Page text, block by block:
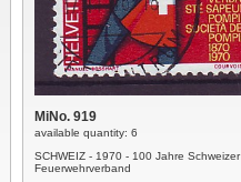
MiNo. 919
available quantity: 6
SCHWEIZ - 1970 - 100 Jahre Schweizer
Feuerwehrverband